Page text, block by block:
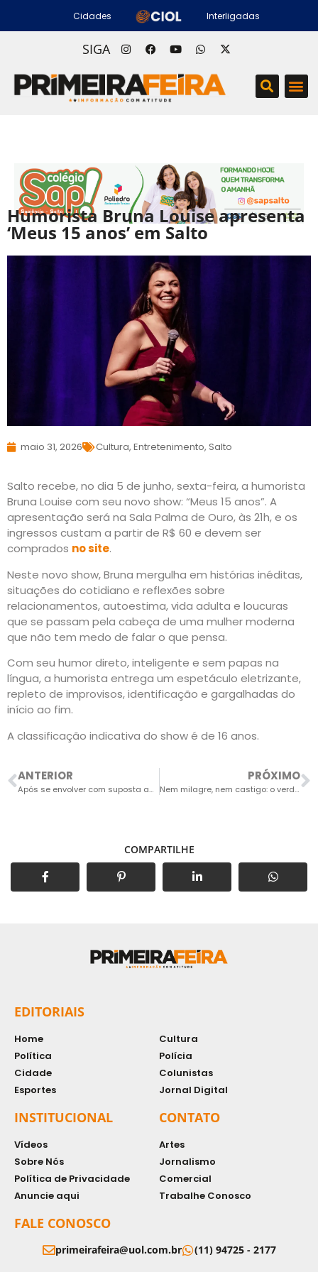
Cidades Interligadas
SIGA
Humorista Bruna Louise apresenta
‘Meus 15 anos’ em Salto
maio 31, 2026 Cultura, Entretenimento, Salto
Salto recebe, no dia 5 de junho, sexta-feira, a humorista
Bruna Louise com seu novo show: “Meus 15 anos”. A
apresentação será na Sala Palma de Ouro, às 21h, e os
ingressos custam a partir de R$ 60 e devem ser
comprados no site.
Neste novo show, Bruna mergulha em histórias inéditas,
situações do cotidiano e reflexões sobre
relacionamentos, autoestima, vida adulta e loucuras
que se passam pela cabeça de uma mulher moderna
que não tem medo de falar o que pensa.
Com seu humor direto, inteligente e sem papas na
língua, a humorista entrega um espetáculo eletrizante,
repleto de improvisos, identificação e gargalhadas do
início ao fim.
A classificação indicativa do show é de 16 anos.
ANTERIOR
Após se envolver com suposta adolescente, homem de 52 anos é vítima do golpe do falso delegado
PRÓXIMO
Nem milagre, nem castigo: o verdadeiro papel da comida no tratamento do câncer
COMPARTILHE
EDITORIAIS
Home
Política
Cidade
Esportes
Cultura
Polícia
Colunistas
Jornal Digital
INSTITUCIONAL
Vídeos
Sobre Nós
Política de Privacidade
Anuncie aqui
CONTATO
Artes
Jornalismo
Comercial
Trabalhe Conosco
FALE CONOSCO
primeirafeira@uol.com.br (11) 94725 - 2177